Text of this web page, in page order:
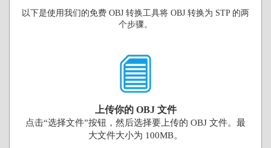
以下是使用我们的免费 OBJ 转换工具将 OBJ 转换为 STP 的两
个步骤。
上传你的 OBJ 文件
点击“选择文件”按钮，然后选择要上传的 OBJ 文件。最
大文件大小为 100MB。